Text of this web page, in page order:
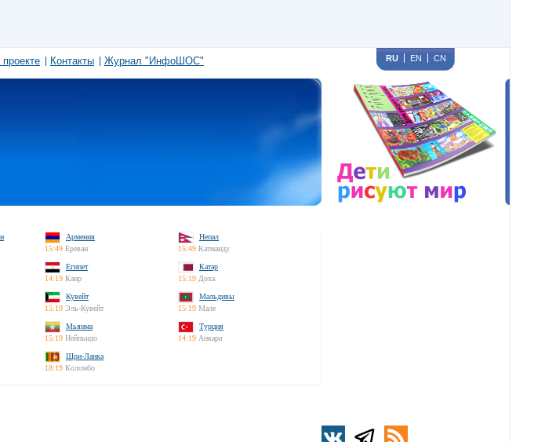
Контакты Журнал "ИнфоШОС" RU EN CN
Армения
15:49 Ереван
Непал
15:49 Катманду
Египет
14:19 Каир
Катар
15:19 Доха
Кувейт
15:19 Эль-Кувейт
Мальдивы
15:19 Мале
Мьянма
15:19 Нейпьидо
Турция
14:19 Анкара
Шри-Ланка
18:19 Коломбо